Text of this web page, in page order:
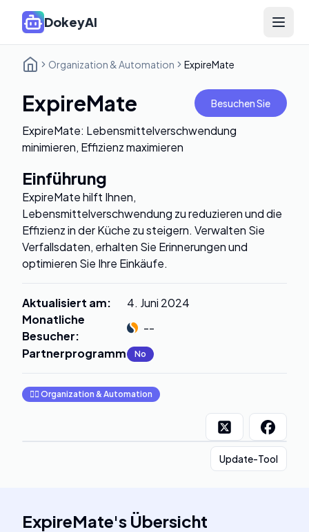
DokeyAI Open
Organization & Automation ExpireMate
ExpireMate Besuchen Sie
ExpireMate: Lebensmittelverschwendung
minimieren, Effizienz maximieren
Einführung
ExpireMate hilft Ihnen,
Lebensmittelverschwendung zu reduzieren und die
Effizienz in der Küche zu steigern. Verwalten Sie
Verfallsdaten, erhalten Sie Erinnerungen und
optimieren Sie Ihre Einkäufe.
Aktualisiert am:
4. Juni 2024
Monatliche
Besucher:
--
Partnerprogramm: No
🧞‍♂️ Organization & Automation
Update-Tool
ExpireMate's Übersicht